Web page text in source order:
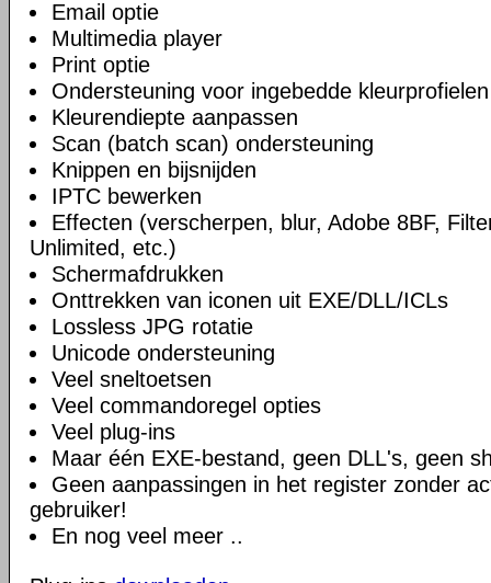
Email optie
Multimedia player
Print optie
Ondersteuning voor ingebedde
Kleurendiepte aanpassen
Scan (batch scan) ondersteuning
Knippen en bijsnijden
IPTC bewerken
Effecten (verscherpen, blur, Adobe 8BF,
Unlimited, etc.)
Schermafdrukken
Onttrekken van iconen uit EXE/DLL/ICLs
Lossless JPG rotatie
Unicode ondersteuning
Veel sneltoetsen
Veel commandoregel opties
Veel plug-ins
Maar één EXE-bestand, geen DLL's, geen
Geen aanpassingen in het register zonder
gebruiker!
En nog veel meer ..